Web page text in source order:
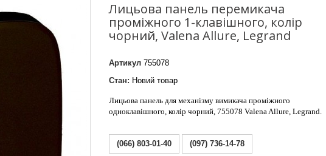
LEZARD
Лицьова панель перемикача
проміжного 1-клавішного, колір
чорний, Valena Allure, Legrand
Артикул 755078
Стан: Новий товар
Лицьова панель для механізму вимикача проміжного
одноклавішного, колір чорний, 755078 Valena Allure, Legrand.
(066) 803-01-40 (097) 736-14-78